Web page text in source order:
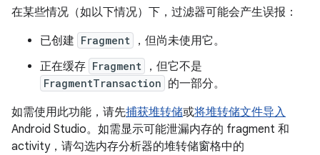
在某些情况（如以下情况）下，过滤器可能会产生误报：
已创建 Fragment
，但尚未使用它。
正在缓存 Fragment ，但它不是
FragmentTransaction 的一部分。
如需使用此功能，请先捕获堆转储或将堆转储文件导入
Android Studio。如需显示可能泄漏内存的 fragment 和
activity，请勾选内存分析器的堆转储窗格中的